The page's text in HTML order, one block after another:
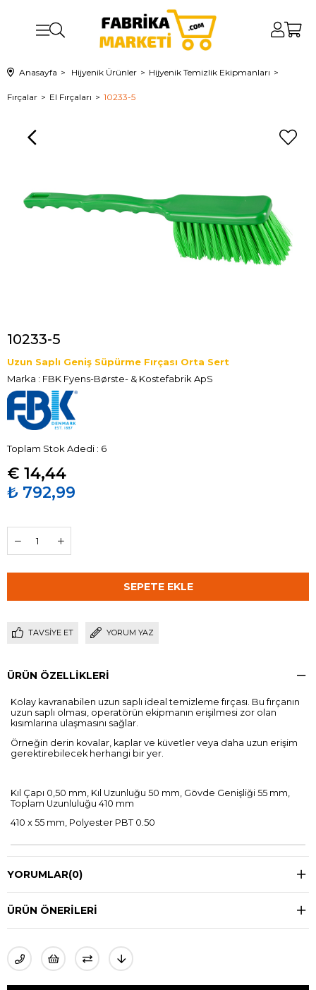
Anasayfa Hijyenik Ürünler Hijyenik Temizlik Ekipmanları
Fırçalar El Fırçaları 10233-5
10233-5
Uzun Saplı Geniş Süpürme Fırçası Orta Sert
Marka : FBK Fyens-Børste- & Kostefabrik ApS
Toplam Stok Adedi : 6
€ 14,44
₺ 792,99
TAVSIYE ET YORUM YAZ
ÜRÜN ÖZELLIKLERI
Kolay kavranabilen uzun saplı ideal temizleme fırçası. Bu fırçanın
uzun saplı olması, operatörün ekipmanın erişilmesi zor olan
kısımlarına ulaşmasını sağlar.
Örneğin derin kovalar, kaplar ve küvetler veya daha uzun erişim
gerektirebilecek herhangi bir yer.
Kıl Çapı 0,50 mm, Kıl Uzunluğu 50 mm, Gövde Genişliği 55 mm,
Toplam Uzunluluğu 410 mm
410 x 55 mm, Polyester PBT 0.50
YORUMLAR(0)
ÜRÜN ÖNERILERI